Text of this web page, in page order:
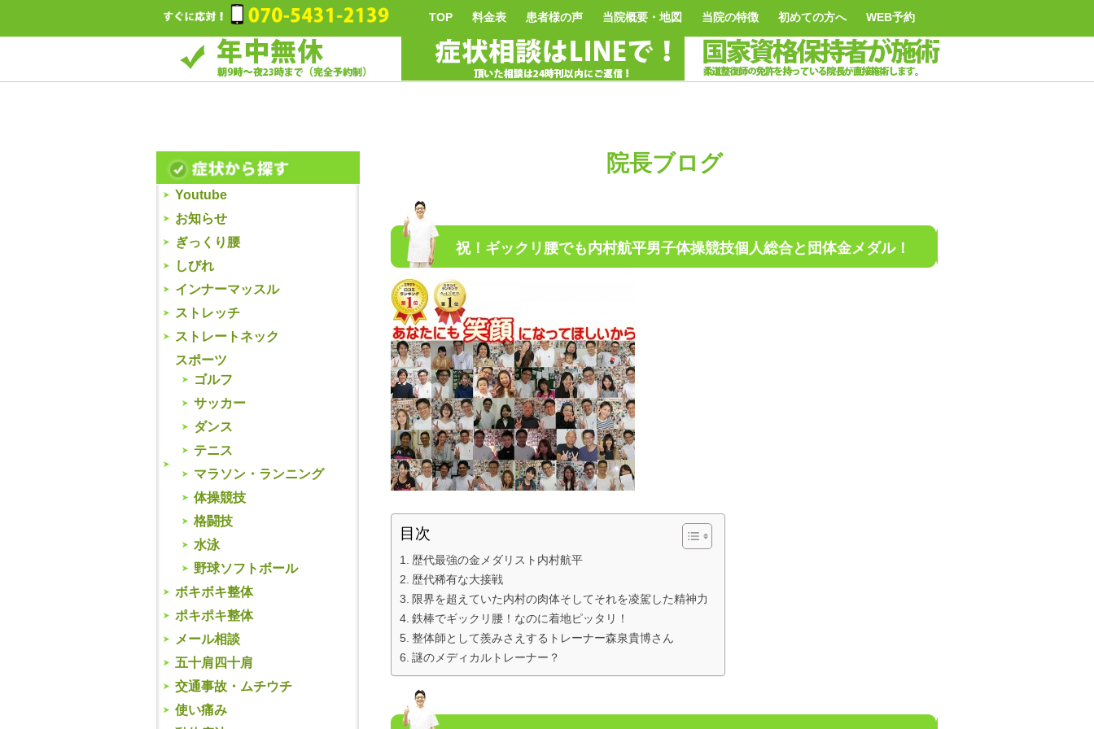
TOP 料金表 患者様の声 当院概要・地図 当院の特徴 初めての方へ WEB予約
Youtube
お知らせ
ぎっくり腰
しびれ
インナーマッスル
ストレッチ
ストレートネック
スポーツ
ゴルフ
サッカー
ダンス
テニス
マラソン・ランニング
体操競技
格闘技
水泳
野球ソフトボール
ボキボキ整体
ポキポキ整体
メール相談
五十肩四十肩
交通事故・ムチウチ
使い痛み
院長ブログ
祝！ギックリ腰でも内村航平男子体操競技個人総合と団体金メダル！
目次
歴代最強の金メダリスト内村航平
歴代稀有な大接戦
限界を超えていた内村の肉体そしてそれを凌駕した精神力
鉄棒でギックリ腰！なのに着地ピッタリ！
整体師として羨みさえするトレーナー森泉貴博さん
謎のメディカルトレーナー？